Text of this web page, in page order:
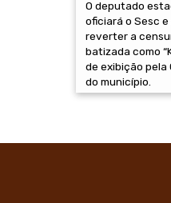
O deputado
oficiará o Sesc
reverter a
batizada como
de exibição pela
do município.